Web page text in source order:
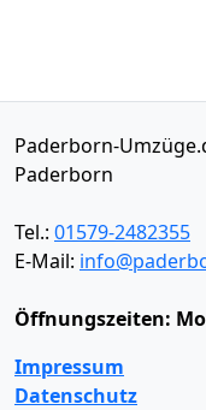
Paderborn-
Paderborn
Tel.: 01579-2482355
E-Mail:
Öffnungszeiten:
Impressum
Datenschutz